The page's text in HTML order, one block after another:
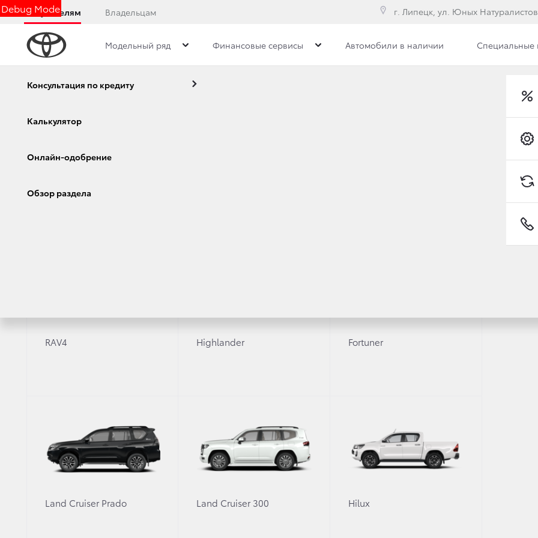
Debug Mode
Покупателям Владельцам г. Липецк, ул. Юных
Модельный ряд
RAV4 Highlander Fortuner
Land Cruiser Prado Land Cruiser 300 Hilux
Финансовые сервисы
Консультация по кредиту
Калькулятор
Онлайн-одобрение
Обзор раздела
Автомобили в наличии Специальные
Дилерский центр Преимущества дилерского центра
БУДУЩЕЕ УЖЕ СЕГОДНЯ: СТАРТ ПРОДАЖ
В ЯПОНИИ